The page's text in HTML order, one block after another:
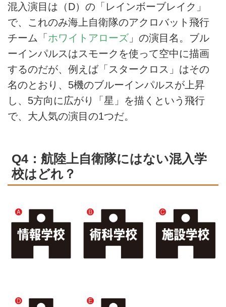
混入演目は（D）の「レインボーブレイク」
で、これのみ海上自衛隊のアクロバット飛行
チーム「ホワイトアローズ 」の演目名。ブル
ーインパルスはスモークを使って空中に描画
するのだが、例えば「スタークロス」はその
名のとおり、5機のブルーインパルスが上昇
し、5方向に広がり「星」を描くという飛行
で、大人気の演目の1つだ。
Q4：航陸上自衛隊にはない混入学
校はどれ？